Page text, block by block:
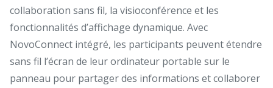
collaboration sans fil, la visioconférence et les
fonctionnalités d’affichage dynamique. Avec
NovoConnect intégré, les participants peuvent étendre
sans fil l’écran de leur ordinateur portable sur le
panneau pour partager des informations et collaborer